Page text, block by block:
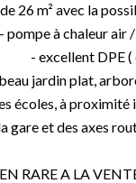
26 m² avec la
- pompe à chaleur air
- excellent DPE
jardin plat,
écoles, à
gare et des axes
RARE A LA